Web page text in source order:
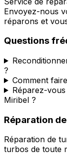
Envoyez-nous
réparons et
Questions
?
Comment
Réparez-
Miribel ?
Réparation
Réparation de
turbos de toute